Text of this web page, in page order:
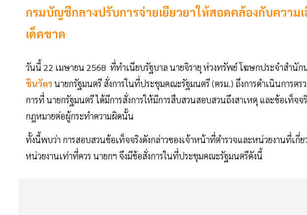
กรมบัญชีกลางปรับการจ่ายเยียวยาให้สอดคล้องกับความ
เด็ดขาด
วันนี้ 22 เมษายน 2568 ที่ทำเนียบรัฐบาล นายจิรายุ ห่วงทรัพย์ โฆษกประจำสำนัก
ชินวัตรนายกรัฐมนตรี สั่งการในที่ประชุมคณะรัฐมนตรี (ครม.) ถึงการดำเนินการต
การที่ นายกรัฐมนตรี ได้มีการสั่งการให้มีการสืบสวนสอบสวนถึงสาเหตุ และข้อเท็จจ
กฎหมายต่อผู้กระทำความผิดนั้น
ทั้งนี้พบว่า การสอบสวนข้อเท็จจริงดังกล่าวของเจ้าหน้าที่ตำรวจและหน่วยงานที่เกี่ย
หน่วยงานเท่าที่ควร นายกฯ จึงมีข้อสั่งการในที่ประชุมคณะรัฐมนตรีดังนี้